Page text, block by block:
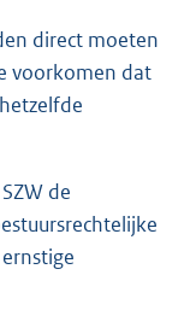
direct moeten
voorkomen dat
de